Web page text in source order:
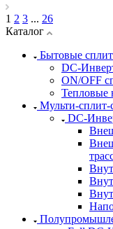
1 2 3 ... 26
Каталог
Бытовые
DC-
ON/OFF
Тепловые
Мульти-сплит-
DC-